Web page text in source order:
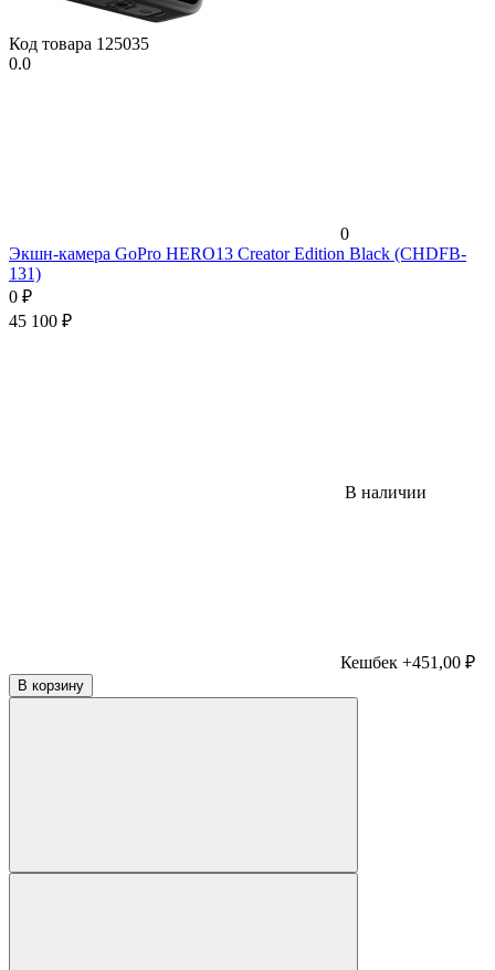
Код товара 125035
0.0
0
Экшн-камера GoPro HERO13 Creator Edition Black (CHDFB-
131)
0 ₽
45 100 ₽
В наличии
Кешбек +451,00 ₽
В корзину